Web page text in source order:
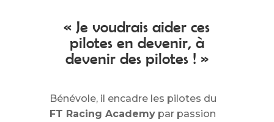
« Je voudrais aider ces
pilotes en devenir, à
devenir des pilotes ! »
Bénévole, il encadre les pilotes du
FT Racing Academypar passion